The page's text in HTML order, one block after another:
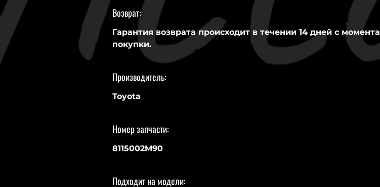
Возврат:
Гарантия возврата происходит в течении 14 дней с момента
покупки.
Производитель:
Toyota
Номер запчасти:
8115002M90
Подходит на модели: